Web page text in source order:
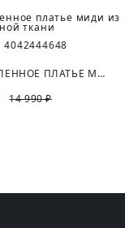
4042444648
ПРИТАЛЕННОЕ ПЛАТЬЕ МИДИ ИЗ КОСТЮМНОЙ ТКАНИ
14 990 ₽